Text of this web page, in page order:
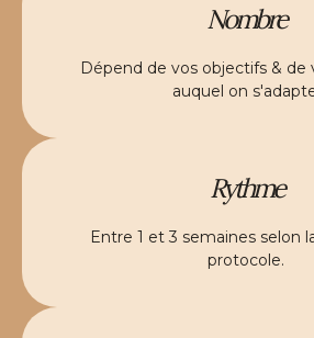
Nombre
Dépend de vos objectifs &
auquel on
Rythme
Entre 1 et 3 semaines selon
protocole.